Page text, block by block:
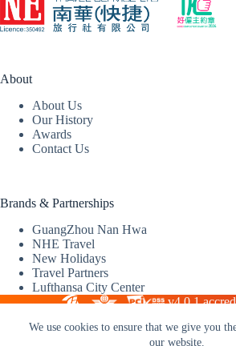
We use cookies to ensure that we give you
our website.
About
About Us
Our History
Awards
Contact Us
Brands & Partnerships
GuangZhou Nan Hwa
NHE Travel
New Holidays
Travel Partners
Lufthansa City Center
v4.0.1